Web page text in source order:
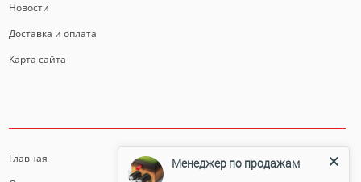
Новости
Доставка и оплата
Карта сайта
Главная
Менеджер по продажам